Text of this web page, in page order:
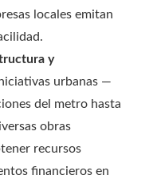
locales emitan
y
urbanas —
del metro hasta
obras
recursos
financieros en